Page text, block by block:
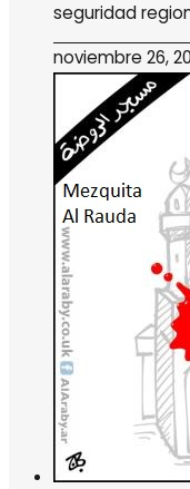
seguridad
noviembre 26,